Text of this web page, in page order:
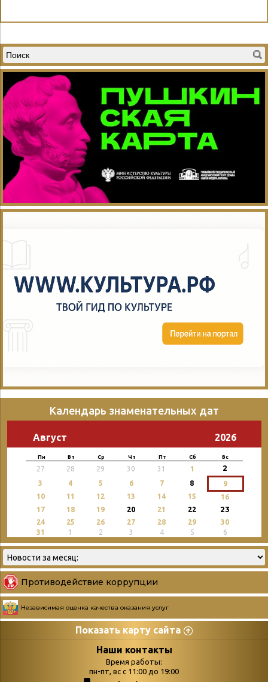
Календарь знаменательных дат
Август 2026
Пн Вт Ср Чт Пт Сб Вс
27 28 29 30 31 1 2
3 4 5 6 7 8
9
10
11 12 13 14 15
16
17
18 19 20 21 22 23
24 25 26 27 28 29
30
31
1 2 3 4 5 6
Противодействие коррупции
Независимая оценка качества оказания услуг
Показать карту сайта
СтраницыНаши контакты
Время работы:
пн-пт, вс с 11:00 до 19:00